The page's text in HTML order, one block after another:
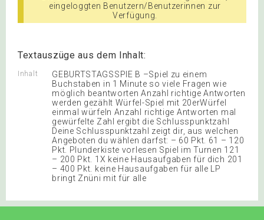
eingeloggten Benutzern/Benutzerinnen zur
Verfügung.
Textauszüge aus dem Inhalt:
Inhalt
GEBURTSTAGSSPIE B –Spiel zu einem
Buchstaben in 1 Minute so viele Fragen wie
möglich beantworten Anzahl richtige Antworten
werden gezählt Würfel-Spiel mit 20erWürfel
einmal würfeln Anzahl richtige Antworten mal
gewürfelte Zahl ergibt die Schlusspunktzahl
Deine Schlusspunktzahl zeigt dir, aus welchen
Angeboten du wählen darfst: – 60 Pkt. 61 – 120
Pkt. Plunderkiste vorlesen Spiel im Turnen 121
– 200 Pkt. 1X keine Hausaufgaben für dich 201
– 400 Pkt. keine Hausaufgaben für alle LP
bringt Znüni mit für alle